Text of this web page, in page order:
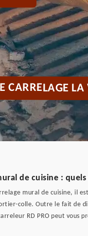
CARRELAGE
de cuisine :
mural de cuisine, il
colle. Outre le fait de
RD PRO peut vous